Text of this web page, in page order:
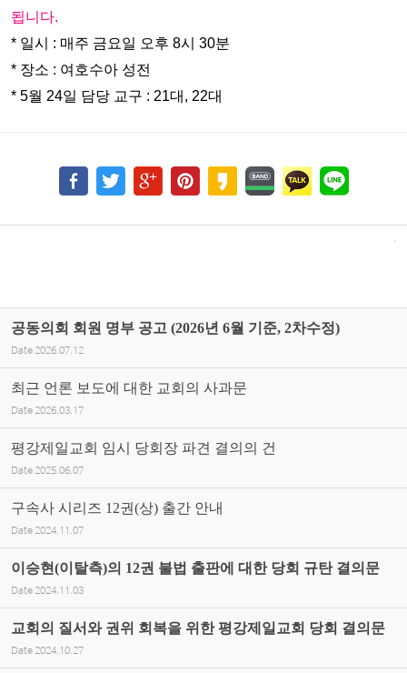
됩니다.
* 일시 : 매주 금요일 오후 8시 30분
* 장소 : 여호수아 성전
* 5월 24일 담당 교구 : 21대, 22대
공동의회 회원 명부 공고 (2026년 6월 기준, 2차수정)
Date 2026.07.12
최근 언론 보도에 대한 교회의 사과문
Date 2026.03.17
평강제일교회 임시 당회장 파견 결의의 건
Date 2025.06.07
구속사 시리즈 12권(상) 출간 안내
Date 2024.11.07
이승현(이탈측)의 12권 불법 출판에 대한 당회 규탄 결의문
Date 2024.11.03
교회의 질서와 권위 회복을 위한 평강제일교회 당회 결의문
Date 2024.10.27